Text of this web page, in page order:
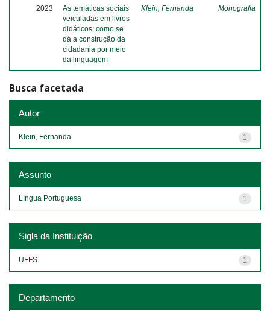
2023
As temáticas sociais
veiculadas em livros
didáticos: como se
dá a construção da
cidadania por meio
da linguagem
Klein, Fernanda Monografia
Busca facetada
Autor
1
Klein, Fernanda
Assunto
1
Língua Portuguesa
Sigla da Instituição
1
UFFS
Departamento